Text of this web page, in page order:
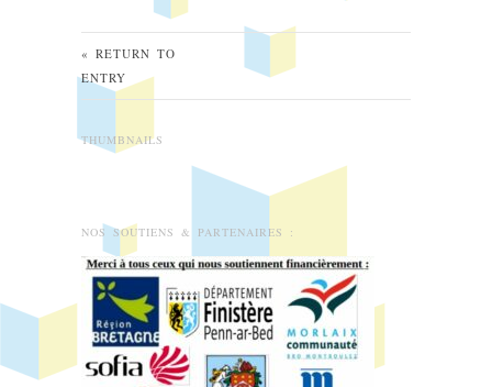
« RETURN TO
ENTRY
THUMBNAILS
NOS SOUTIENS & PARTENAIRES :